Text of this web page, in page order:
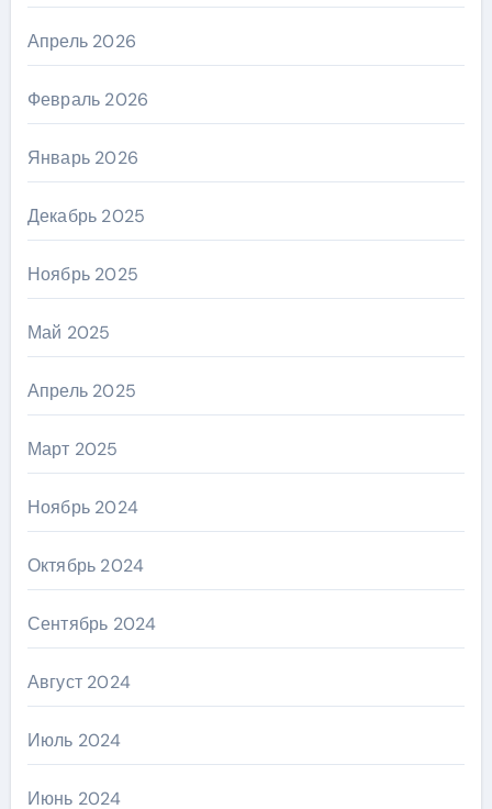
Апрель 2026
Февраль 2026
Январь 2026
Декабрь 2025
Ноябрь 2025
Май 2025
Апрель 2025
Март 2025
Ноябрь 2024
Октябрь 2024
Сентябрь 2024
Август 2024
Июль 2024
Июнь 2024